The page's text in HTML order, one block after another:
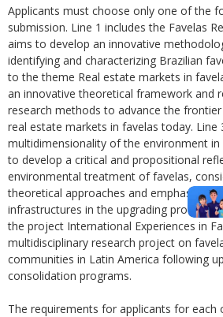
Applicants must choose only one of the
submission. Line 1 includes the Favelas
aims to develop an innovative
identifying and characterizing Brazilian
to the theme Real estate markets in
an innovative theoretical framework and
research methods to advance the
real estate markets in favelas today. Line
multidimensionality of the environment in
to develop a critical and propositional
environmental treatment of favelas,
theoretical approaches and emphasizing
infrastructures in the upgrading process.
the project International Experiences in
multidisciplinary research project on
communities in Latin America following
consolidation programs.
The requirements for applicants for each